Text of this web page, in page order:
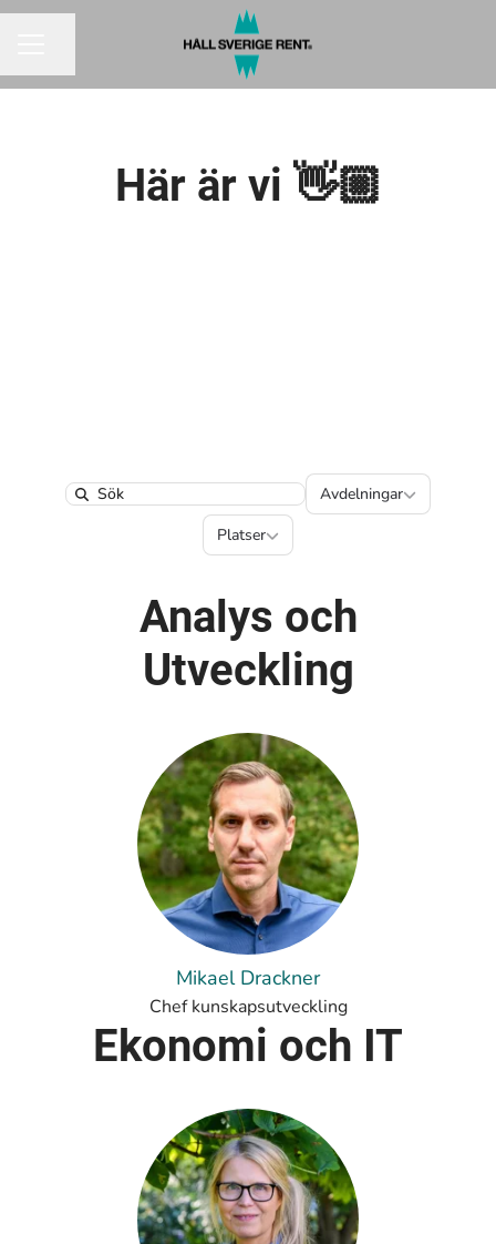
Här är vi 👋🏼
Search
Avdelningar
Avdelningar
Platser
Platser
Analys och
Utveckling
Mikael Drackner
Chef kunskapsutveckling
Ekonomi och IT